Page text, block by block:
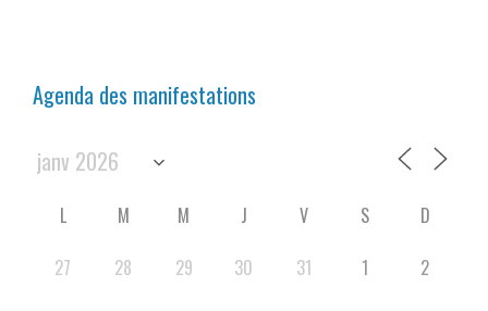
Agenda des manifestations
L M M J V S
D
27
28 29 30 31 1 2